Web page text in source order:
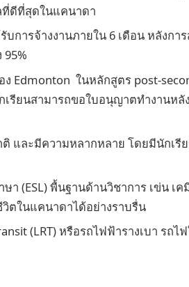
ที่ดีที่สุดในแคนาดา
การจ้างงานภายใน 6 เดือน หลังกา
Edmonton ในหลักสูตร post-
รียนสามารถขอใบอนุญาตทำงานหลั
และมีความหลากหลาย โดยมีนักเรี
(ESL) พื้นฐานด้านวิชาการ เข่น เค
ตในแคนาดาได้อย่างราบรื่น
(LRT) หรือรถไฟฟ้ารางเบา รถไ